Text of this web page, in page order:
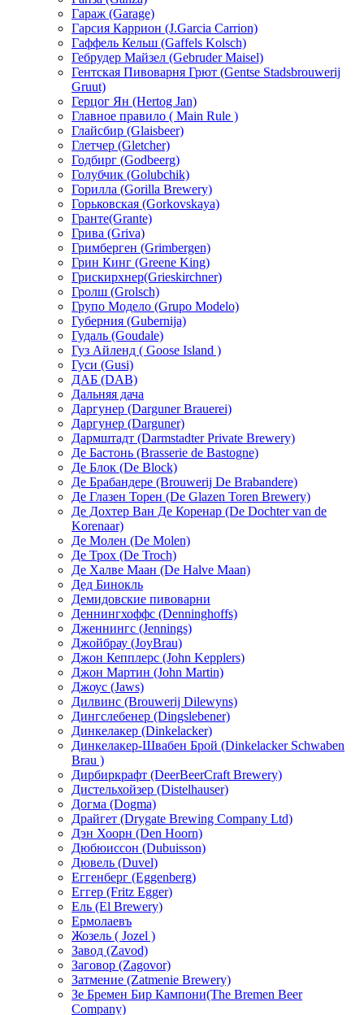
Гараж (Garage)
Гарсия Каррион (J.Garcia Carrion)
Гаффель Кельш (Gaffels Kolsch)
Гебрудер Майзел (Gebruder Maisel)
Гентская Пивоварня Грют (Gentse Stadsbrouwerij
Gruut)
Герцог Ян (Hеrtog Jan)
Главное правило ( Main Rule )
Глайсбир (Glaisbeer)
Глетчер (Gletcher)
Годбирг (Godbeerg)
Голубчик (Golubchik)
Горилла (Gorilla Brewery)
Горьковская (Gorkovskaya)
Гранте(Grante)
Грива (Griva)
Гримберген (Grimbergen)
Грин Кинг (Greene King)
Грискирхнер(Grieskirchner)
Гролш (Grolsch)
Групо Модело (Grupo Modelo)
Губерния (Gubernija)
Гудаль (Goudale)
Гуз Айленд ( Goose Island )
Гуси (Gusi)
ДАБ (DAB)
Дальняя дача
Даргунер (Darguner Brauerei)
Даргунер (Darguner)
Дармштадт (Darmstadter Private Brewery)
Де Бастонь (Brasserie de Bastogne)
Де Блок (De Block)
Де Брабандере (Brouwerij De Brabandere)
Де Глазен Торен (De Glazen Toren Brewery)
Де Дохтер Ван Де Коренар (De Dochter van de
Korenaar)
Де Молен (De Molen)
Де Трох (De Troch)
Де Халве Маан (De Halve Maan)
Дед Бинокль
Демидовские пивоварни
Деннингхоффc (Denninghoffs)
Дженнингс (Jennings)
Джойбрау (JoyBrau)
Джон Кепплерс (John Kepplers)
Джон Мартин (John Martin)
Джоус (Jaws)
Дилвинс (Brouwerij Dilewyns)
Дингслебенер (Dingslebener)
Динкелакер (Dinkelacker)
Динкелакер-Швабен Брой (Dinkelacker Schwaben
Brau )
Дирбиркрафт (DeerBeerCraft Brewery)
Дистельхойзер (Distelhauser)
Догма (Dogma)
Драйгет (Drygate Brewing Company Ltd)
Дэн Хоорн (Den Hoorn)
Дюбюиссон (Dubuisson)
Дювель (Duvel)
Еггенберг (Eggenberg)
Еггер (Fritz Egger)
Ель (El Brewery)
Ермолаевъ
Жозель ( Jozel )
Завод (Zavod)
Заговор (Zagovor)
Затмение (Zatmenie Вrewery)
Зе Бремен Бир Кампони(The Bremen Beer
Company)